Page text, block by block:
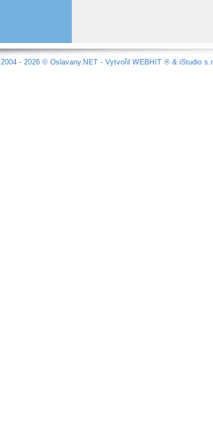
2004 - 2026 © Oslavany.NET - Vytvořil WEBHIT ® & iStudio